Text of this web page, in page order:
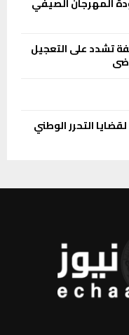
تشدد على التعجيل
التحرر الوطني